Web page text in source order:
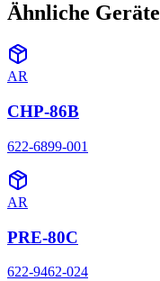
Ähnliche Geräte
AR
CHP-86B
622-6899-001
AR
PRE-80C
622-9462-024